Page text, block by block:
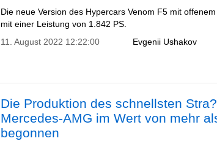
Die neue Version des Hypercars Venom F5 mit
mit einer Leistung von 1.842 PS.
Evgenii Ushakov
11. August 2022 12:22:00
Die Produktion des schnellsten
Mercedes-AMG im Wert von mehr
begonnen